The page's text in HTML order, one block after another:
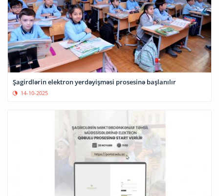
Şagirdlərin elektron yerdəyişməsi prosesinə başlanılır
14-10-2025